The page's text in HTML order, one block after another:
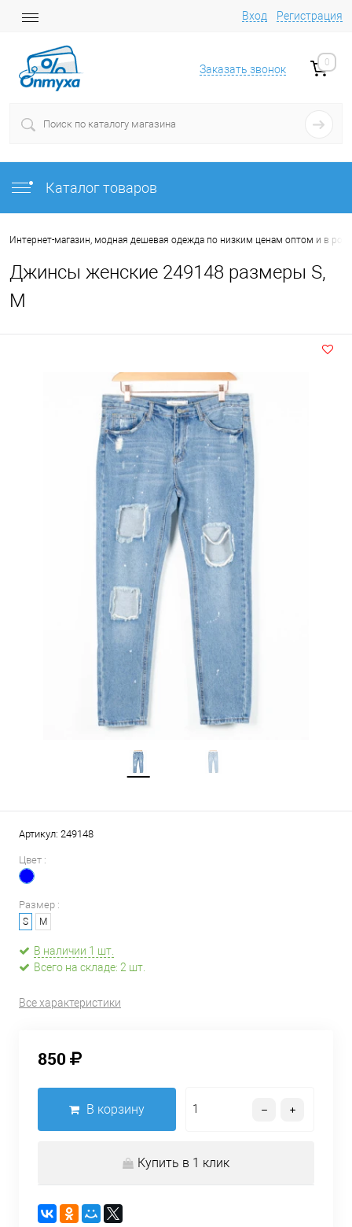
Вход Регистрация
Заказать звонок
0
Каталог товаров
Интернет-магазин, модная дешевая одежда по низким ценам оптом и в
Джинсы женские 249148 размеры S,
M
Артикул: 249148
Цвет :
Размер :
S M
В наличии 1 шт.
Всего на складе: 2 шт.
Все характеристики
850
В корзину
Купить в 1 клик